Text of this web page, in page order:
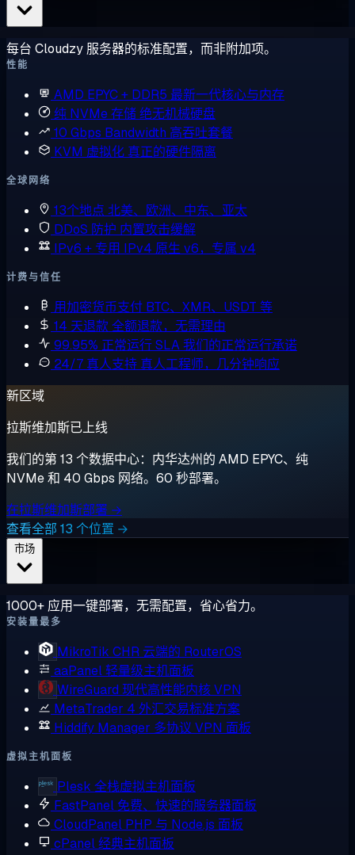
每台 Cloudzy 服务器的标准配置，而非附加项。
性能
AMD EPYC + DDR5 最新一代核心与内存
纯 NVMe 存储绝无机械硬盘
10 Gbps Bandwidth 高吞吐套餐
KVM 虚拟化 真正的硬件隔离
全球网络
13个地点 北美、欧洲、中东、亚太
DDoS 防护 内置攻击缓解
IPv6 + 专用 IPv4 原生 v6，专属 v4
计费与信任
用加密货币支付 BTC、XMR、USDT 等
14 天退款全额退款，无需理由
99.95% 正常运行 SLA我们的正常运行承诺
24/7 真人支持 真人工程师，几分钟响应
新区域
拉斯维加斯已上线
我们的第 13 个数据中心：内华达州的 AMD EPYC、纯
NVMe 和 40 Gbps 网络。60 秒部署。
在拉斯维加斯部署 →
查看全部 13 个位置 →
1000+ 应用一键部署，无需配置，省心省力。
安装量最多
MikroTik CHR 云端的 RouterOS
aaPanel轻量级主机面板
WireGuard 现代高性能内核 VPN
MetaTrader 4 外汇交易标准方案
Hiddify Manager 多协议 VPN 面板
虚拟主机面板
Plesk 全栈虚拟主机面板
FastPanel 免费、快速的服务器面板
CloudPanel PHP 与 Node.js 面板
cPanel经典主机面板